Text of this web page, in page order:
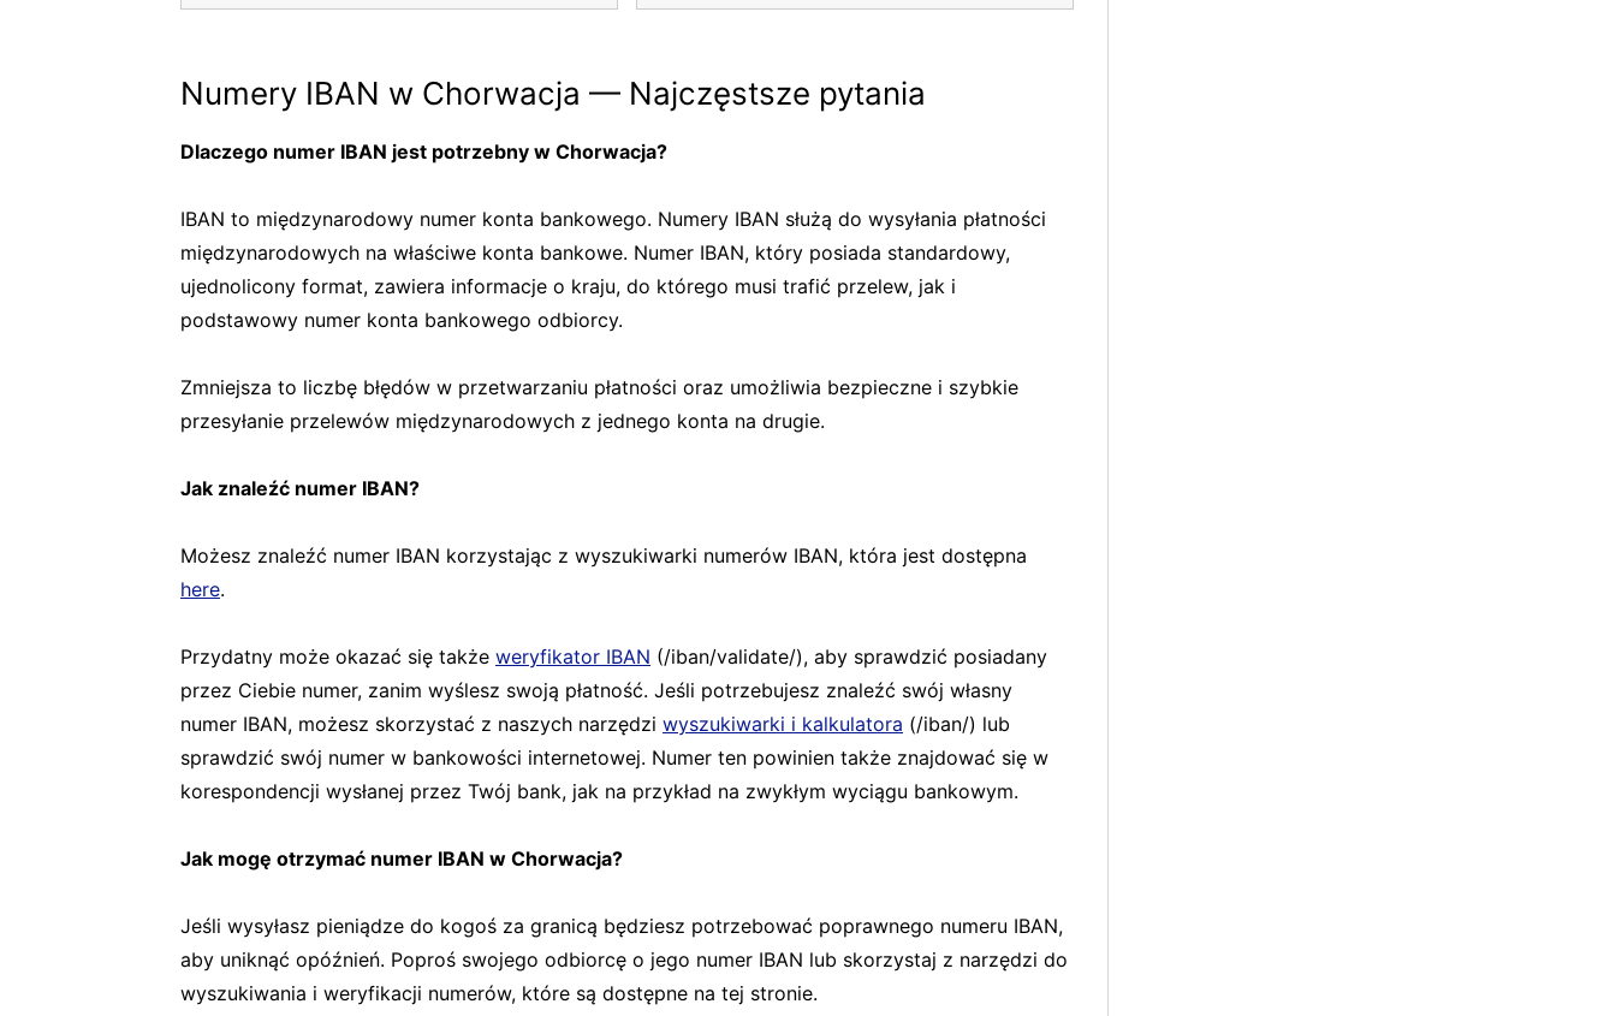
Numery IBAN w Chorwacja — Najczęstsze pytania
Dlaczego numer IBAN jest potrzebny w Chorwacja?
IBAN to międzynarodowy numer konta bankowego. Numery IBAN służą do wysyłania płatności
międzynarodowych na właściwe konta bankowe. Numer IBAN, który posiada standardowy,
ujednolicony format, zawiera informacje o kraju, do którego musi trafić przelew, jak i
podstawowy numer konta bankowego odbiorcy.
Zmniejsza to liczbę błędów w przetwarzaniu płatności oraz umożliwia bezpieczne i szybkie
przesyłanie przelewów międzynarodowych z jednego konta na drugie.
Jak znaleźć numer IBAN?
Możesz znaleźć numer IBAN korzystając z wyszukiwarki numerów IBAN, która jest dostępna
here.
Przydatny może okazać się także weryfikator IBAN (/iban/validate/), aby sprawdzić posiadany
przez Ciebie numer, zanim wyślesz swoją płatność. Jeśli potrzebujesz znaleźć swój własny
numer IBAN, możesz skorzystać z naszych narzędzi wyszukiwarki i kalkulatora (/iban/) lub
sprawdzić swój numer w bankowości internetowej. Numer ten powinien także znajdować się w
korespondencji wysłanej przez Twój bank, jak na przykład na zwykłym wyciągu bankowym.
Jak mogę otrzymać numer IBAN w Chorwacja?
Jeśli wysyłasz pieniądze do kogoś za granicą będziesz potrzebować poprawnego numeru IBAN,
aby uniknąć opóźnień. Poproś swojego odbiorcę o jego numer IBAN lub skorzystaj z narzędzi do
wyszukiwania i weryfikacji numerów, które są dostępne na tej stronie.